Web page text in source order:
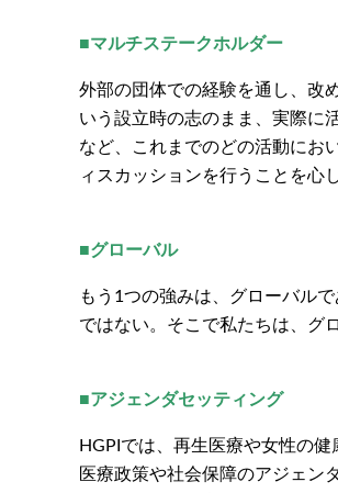
■マルチステークホルダー
外部の団体での経験を通し、改
いう設立時の志のまま、実際に
など、これまでのどの活動にお
ィスカッションを行うことを心
■グローバル
もう1つの強みは、グローバル
ではない。そこで私たちは、グ
■アジェンダセッティング
HGPIでは、再生医療や女性の
医療政策や社会保障のアジェン